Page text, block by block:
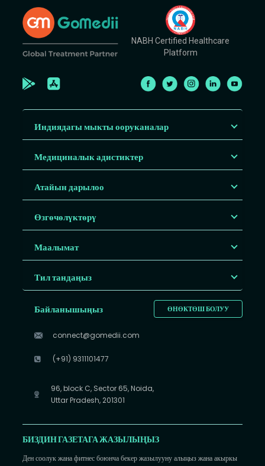
NABH Certified Healthcare
Platform
Индиядагы мыкты ооруканалар
Медициналык адистиктер
Атайын дарылоо
Өзгөчөлүктөрү
Маалымат
Тил тандаңыз
ӨНӨКТӨШ БОЛУУ
Байланышыңыз
connect@gomedii.com
(+91) 9311101477
96, block C, Sector 65, Noida,
Uttar Pradesh, 201301
БИЗДИН ГАЗЕТАГА ЖАЗЫЛЫҢЫЗ
Ден соолук жана фитнес боюнча бекер жазылууну алыңыз жана акыркы